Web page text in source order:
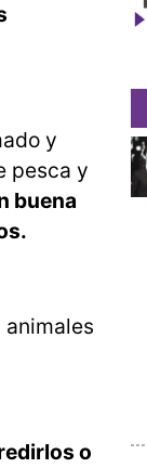
y
pesca y
buena
o